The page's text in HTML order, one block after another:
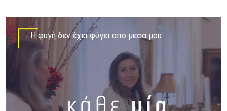
H φυγή δεν έχει φύγει από μέσα μου